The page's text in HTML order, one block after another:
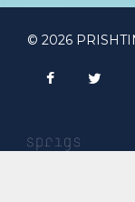
© 2026